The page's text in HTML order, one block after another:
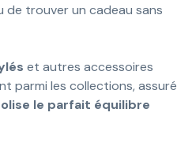
de trouver un cadeau sans
et autres accessoires
parmi les collections, assuré
le parfait équilibre